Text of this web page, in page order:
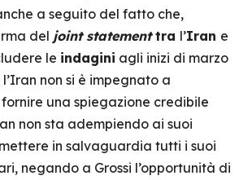
a seguito del fatto che,
del joint statementtra l’Iran e
le indagini agli inizi di marzo
non si è impegnato a
una spiegazione credibile
non sta adempiendo ai suoi
in salvaguardia tutti i suoi
negando a Grossi l’opportunità di